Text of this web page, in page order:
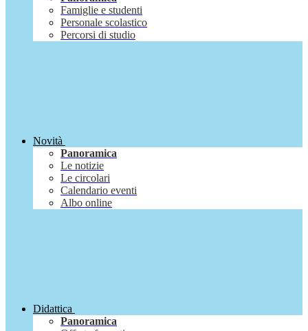
Famiglie e studenti
Personale scolastico
Percorsi di studio
Novità
Panoramica
Le notizie
Le circolari
Calendario eventi
Albo online
Didattica
Panoramica